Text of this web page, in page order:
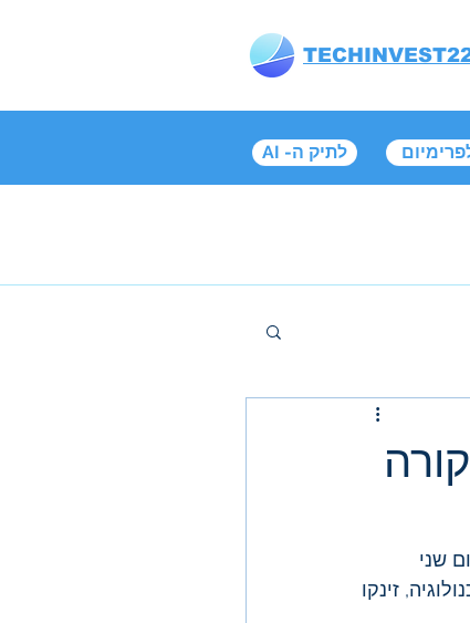
AI -לתיק ה
שעבר וביום שני
זינקו